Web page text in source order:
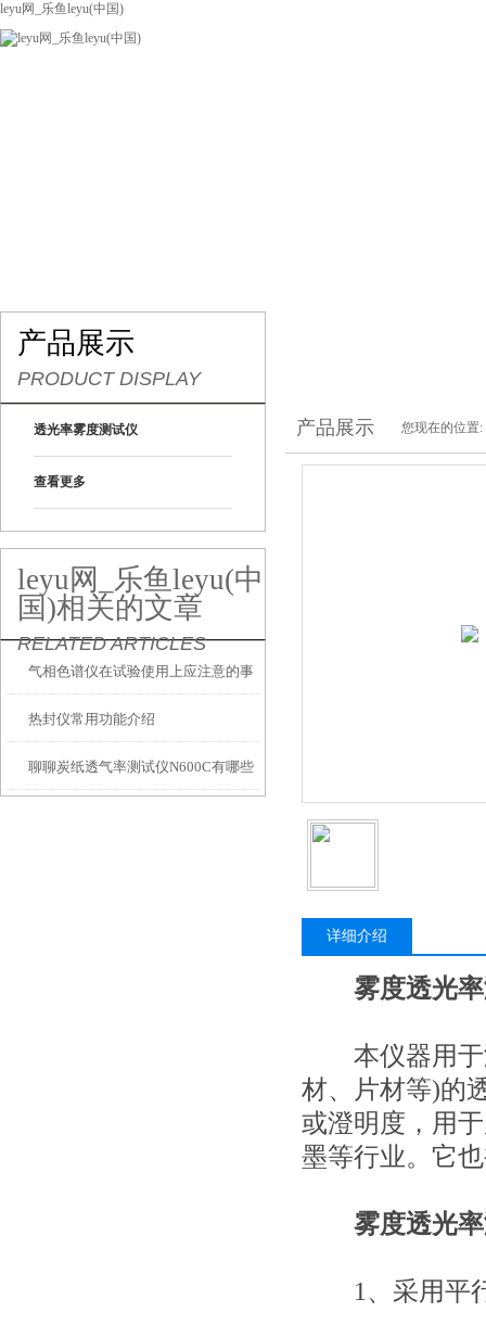
leyu网_乐鱼leyu(中国)
产品展示
PRODUCT DISPLAY
透光率雾度测试仪
查看更多
leyu网_乐鱼leyu(中
国)相关的文章
RELATED ARTICLES
气相色谱仪在试验使用上应注意的事
项
热封仪常用功能介绍
聊聊炭纸透气率测试仪N600C有哪些
产品展示 您现在的位置:
详细介绍
雾度透光
本仪器用于
材、片材等)的
或澄明度，用
墨等行业。它
雾度透光
1、采用平行